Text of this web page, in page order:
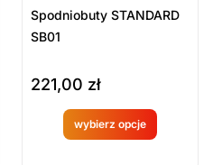
Spodniobuty STANDARD
SB01
221,00 zł
wybierz opcje
Produkt